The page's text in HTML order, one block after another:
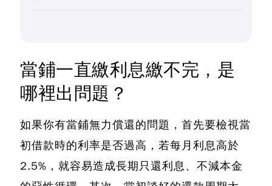
當鋪一直繳利息繳不完，是
哪裡出問題？
如果你有當鋪無力償還的問題，首先要檢視當
初借款時的利率是否過高，若每月利息高於
2.5%，就容易造成長期只還利息、不減本金